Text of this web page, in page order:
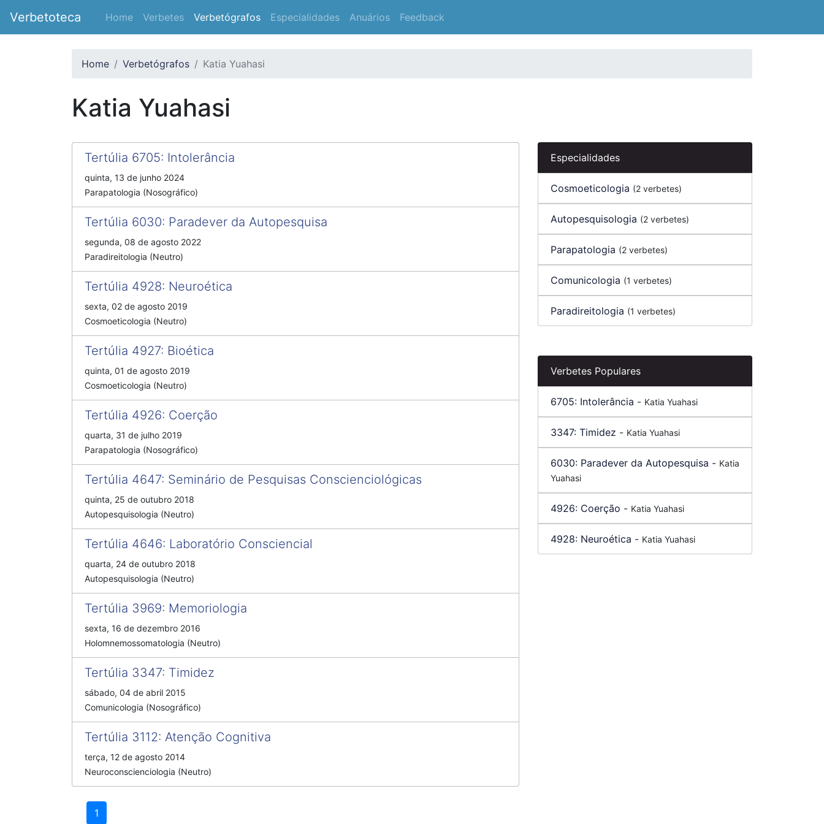
Verbetoteca Home Verbetes Verbetógrafos Especialidades Anuários Feedback
Home Verbetógrafos Katia Yuahasi
Katia Yuahasi
Especialidades
Cosmoeticologia (2 verbetes)
Autopesquisologia (2 verbetes)
Parapatologia (2 verbetes)
Comunicologia (1 verbetes)
Paradireitologia (1 verbetes)
Verbetes Populares
6705: Intolerância - Katia Yuahasi
3347: Timidez - Katia Yuahasi
6030: Paradever da Autopesquisa - Katia
Yuahasi
4926: Coerção - Katia Yuahasi
4928: Neuroética - Katia Yuahasi
Tertúlia 6705: Intolerância
quinta, 13 de junho 2024
Parapatologia (Nosográfico)
Tertúlia 6030: Paradever da Autopesquisa
segunda, 08 de agosto 2022
Paradireitologia (Neutro)
Tertúlia 4928: Neuroética
sexta, 02 de agosto 2019
Cosmoeticologia (Neutro)
Tertúlia 4927: Bioética
quinta, 01 de agosto 2019
Cosmoeticologia (Neutro)
Tertúlia 4926: Coerção
quarta, 31 de julho 2019
Parapatologia (Nosográfico)
Tertúlia 4647: Seminário de Pesquisas Conscienciológicas
quinta, 25 de outubro 2018
Autopesquisologia (Neutro)
Tertúlia 4646: Laboratório Consciencial
quarta, 24 de outubro 2018
Autopesquisologia (Neutro)
Tertúlia 3969: Memoriologia
sexta, 16 de dezembro 2016
Holomnemossomatologia (Neutro)
Tertúlia 3347: Timidez
sábado, 04 de abril 2015
Comunicologia (Nosográfico)
Tertúlia 3112: Atenção Cognitiva
terça, 12 de agosto 2014
Neuroconscienciologia (Neutro)
1